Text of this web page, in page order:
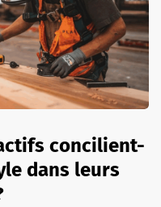
concilient-
dans leurs